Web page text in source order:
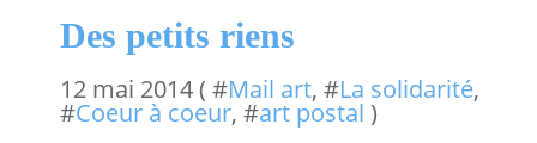
Des petits riens
12 mai 2014 ( #Mail art, #La solidarité,
#Coeur à coeur, #art postal )